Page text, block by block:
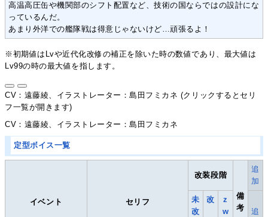
高温高圧缶や機関部のシフト配置など、技術の国ならではの設計にな
っているんだ。
あまり外洋での艦隊戦は得意じゃないけど…頑張るよ！
※初期値はLvや近代化改修の補正を除いた時の数値であり、最大値は
Lv99の時の最大値を指します。
CV：遠藤綾、イラストレーター：島田フミカネ (クリックするとセリ
フ一覧が開きます)
CV：遠藤綾、イラストレーター：島田フミカネ
定型ボイス一覧
イベント セリフ
改装段階
備
考
追
加
未
改
改
z
w
追